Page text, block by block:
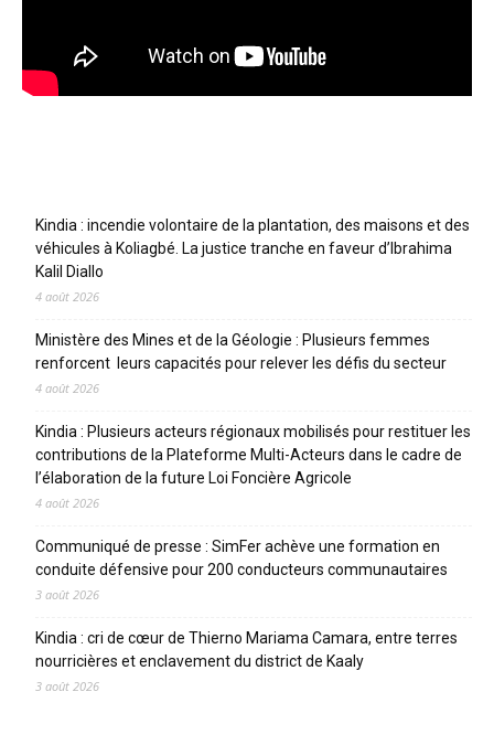
Kindia : incendie volontaire de la plantation, des maisons et des
véhicules à Koliagbé. La justice tranche en faveur d’Ibrahima
Kalil Diallo
4 août 2026
Ministère des Mines et de la Géologie : Plusieurs femmes
renforcent leurs capacités pour relever les défis du secteur
4 août 2026
Kindia : Plusieurs acteurs régionaux mobilisés pour restituer les
contributions de la Plateforme Multi-Acteurs dans le cadre de
l’élaboration de la future Loi Foncière Agricole
4 août 2026
Communiqué de presse : SimFer achève une formation en
conduite défensive pour 200 conducteurs communautaires
3 août 2026
Kindia : cri de cœur de Thierno Mariama Camara, entre terres
nourricières et enclavement du district de Kaaly
3 août 2026